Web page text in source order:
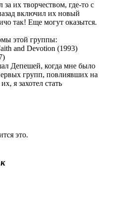
за их творчеством, где-то с
включил их новый
так! Еще могут оказытся.
этой группы:
and Devotion (1993)
Депешей, когда мне было
групп, повлиявших на
я захотел стать
это.